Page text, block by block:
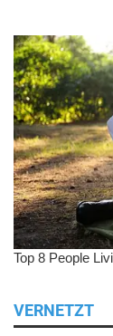
VERNETZT